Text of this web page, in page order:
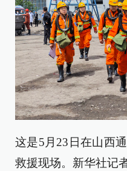
这是5月23日在山西
救援现场。新华社记